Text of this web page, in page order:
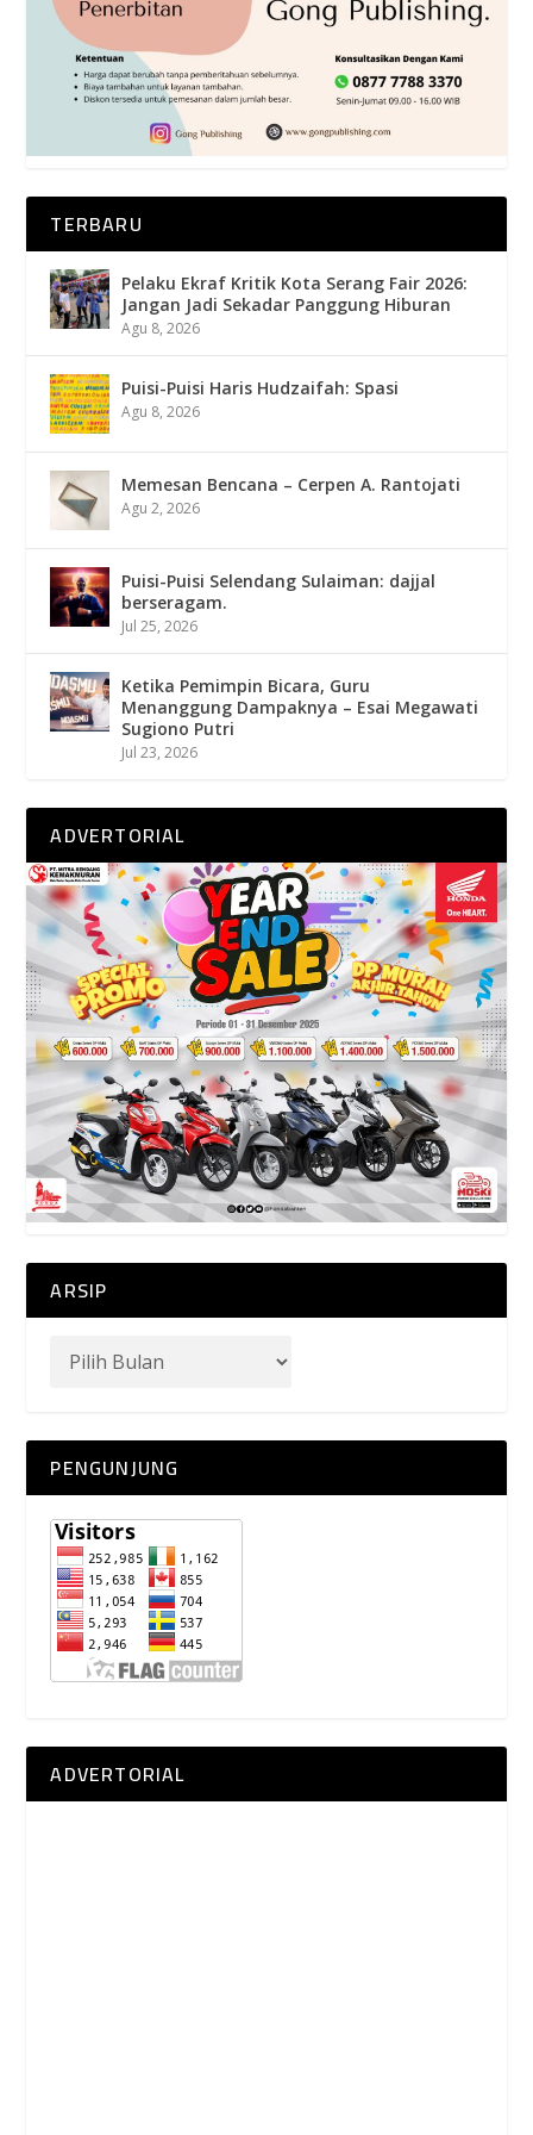
TERBARU
Pelaku Ekraf Kritik Kota Serang Fair 2026:
Jangan Jadi Sekadar Panggung Hiburan
Agu 8, 2026
Puisi-Puisi Haris Hudzaifah: Spasi
Agu 8, 2026
Memesan Bencana – Cerpen A. Rantojati
Agu 2, 2026
Puisi-Puisi Selendang Sulaiman: dajjal
berseragam.
Jul 25, 2026
Ketika Pemimpin Bicara, Guru
Menanggung Dampaknya – Esai Megawati
Sugiono Putri
Jul 23, 2026
ADVERTORIAL
ARSIP
PENGUNJUNG
ADVERTORIAL